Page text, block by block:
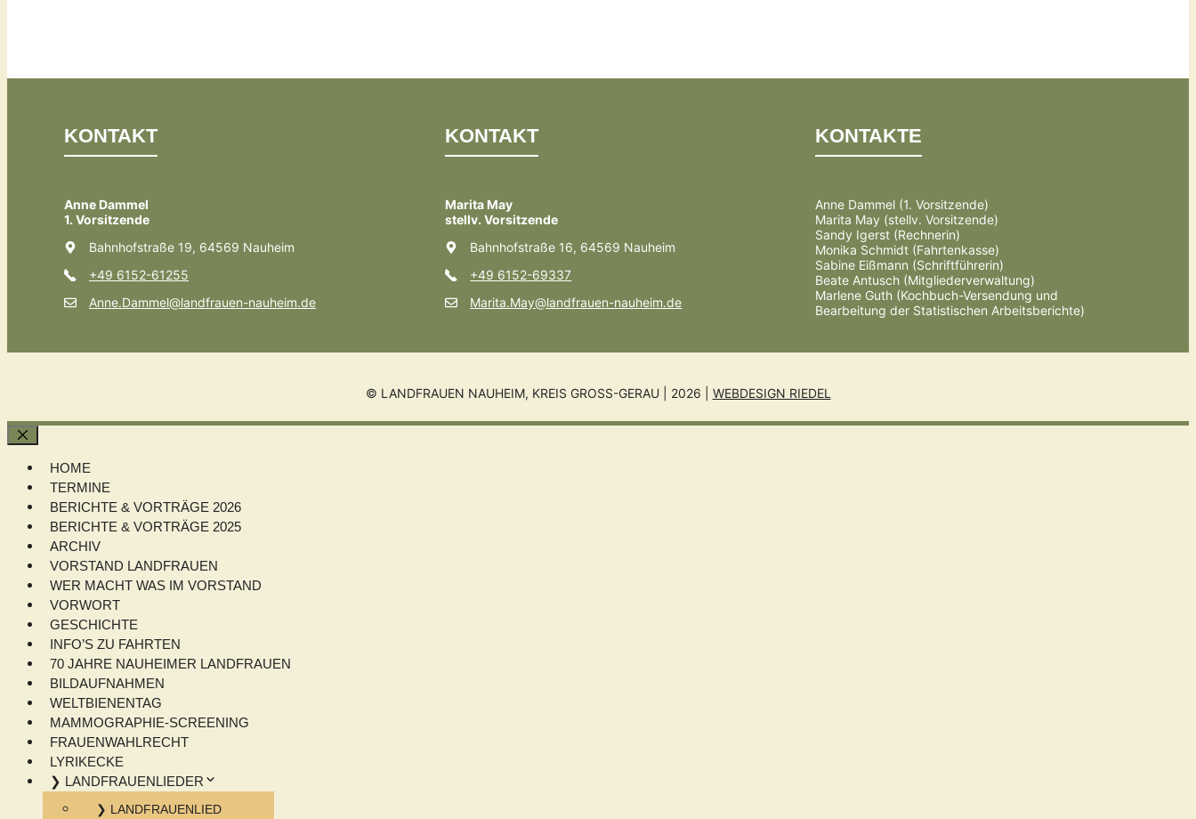
KONTAKT
Anne Dammel
1. Vorsitzende
Bahnhofstraße 19, 64569 Nauheim
+49 6152-61255
Anne.Dammel@landfrauen-nauheim.de
KONTAKT
Marita May
stellv. Vorsitzende
Bahnhofstraße 16, 64569 Nauheim
+49 6152-69337
Marita.May@landfrauen-nauheim.de
KONTAKTE
Anne Dammel (1. Vorsitzende)
Marita May (stellv. Vorsitzende)
Sandy Igerst (Rechnerin)
Monika Schmidt (Fahrtenkasse)
Sabine Eißmann (Schriftführerin)
Beate Antusch (Mitgliederverwaltung)
Marlene Guth (Kochbuch-Versendung und
Bearbeitung der Statistischen Arbeitsberichte)
© LANDFRAUEN NAUHEIM, KREIS GROSS-GERAU | 2026 | WEBDESIGN RIEDEL
Schließen
HOME
TERMINE
BERICHTE & VORTRÄGE 2026
BERICHTE & VORTRÄGE 2025
ARCHIV
VORSTAND LANDFRAUEN
WER MACHT WAS IM VORSTAND
VORWORT
GESCHICHTE
INFO’S ZU FAHRTEN
70 JAHRE NAUHEIMER LANDFRAUEN
BILDAUFNAHMEN
WELTBIENENTAG
MAMMOGRAPHIE-SCREENING
FRAUENWAHLRECHT
LYRIKECKE
❯ LANDFRAUENLIEDER
❯ LANDFRAUENLIED